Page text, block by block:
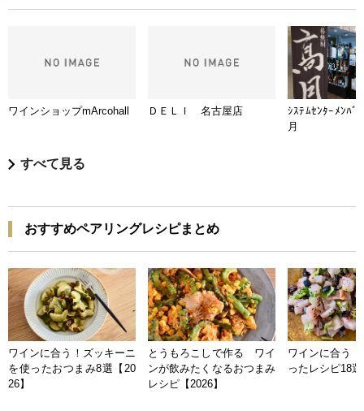
ワインショップmArcohall ＤＥＬＩ 名古屋店
ｼｽﾃﾑｾﾝﾀｰﾒﾝﾊﾞ
月
すべて見る
おすすめペアリングレシピまとめ
ワインに合う！ズッキーニ
を使ったおつまみ8選【20
26】
とうもろこしで作る ワイ
ンが飲みたくなるおつまみ
レシピ【2026】
ワインに合う
ったレシピ18